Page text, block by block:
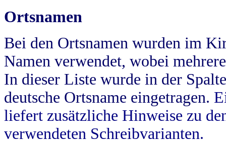
Ortsnamen
Bei den Ortsnamen wurden im
Namen verwendet, wobei
In dieser Liste wurde in der
deutsche Ortsname eingetragen.
liefert zusätzliche Hinweise zu
verwendeten Schreibvarianten.